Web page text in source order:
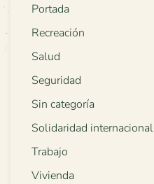
Portada
Recreación
Salud
Seguridad
Sin categoría
Solidaridad internacional
Trabajo
Vivienda